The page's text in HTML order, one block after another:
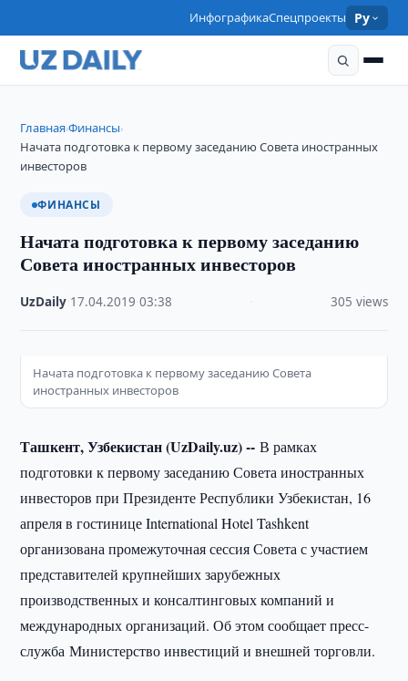
ИнфографикаСпецпроекты Ру
Главная›Финансы›
Начата подготовка к первому заседанию Совета иностранных
инвесторов
ФИНАНСЫ
Начата подготовка к первому заседанию
Совета иностранных инвесторов
UzDaily 17.04.2019 ·03:38 305 views
Начата подготовка к первому заседанию Совета
иностранных инвесторов
Ташкент, Узбекистан (UzDaily.uz) --В рамках
подготовки к первому заседанию Совета иностранных
инвесторов при Президенте Республики Узбекистан, 16
апреля в гостинице International Hotel Tashkent
организована промежуточная сессия Совета с участием
представителей крупнейших зарубежных
производственных и консалтинговых компаний и
международных организаций. Об этом сообщает пресс-
служба Министерство инвестиций и внешней торговли.